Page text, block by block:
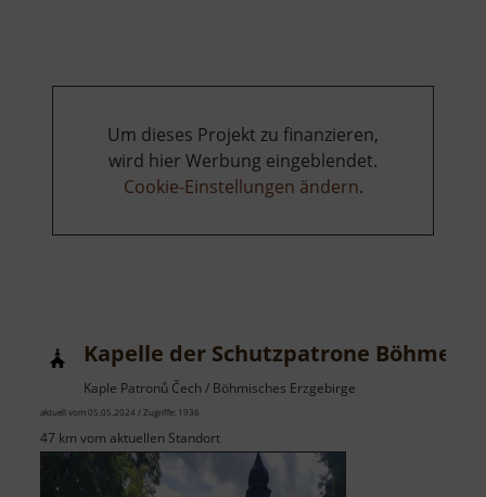
Um dieses Projekt zu finanzieren,
wird hier Werbung eingeblendet.
Cookie-Einstellungen ändern.
Kapelle der Schutzpatrone Böhmens
Kaple Patronů Čech / Böhmisches Erzgebirge
aktuell vom 05.05.2024 / Zugriffe: 1936
47 km vom aktuellen Standort